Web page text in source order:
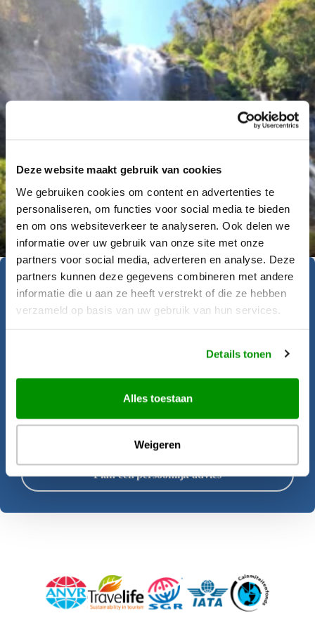
Deze website maakt gebruik van cookies
We gebruiken cookies om content en advertenties te
personaliseren, om functies voor social media te bieden
en om ons websiteverkeer te analyseren. Ook delen we
informatie over uw gebruik van onze site met onze
partners voor social media, adverteren en analyse. Deze
partners kunnen deze gegevens combineren met andere
informatie die u aan ze heeft verstrekt of die ze hebben
verzameld op basis van uw gebruik van hun services.
Details tonen
Alles toestaan
Weigeren
Déanne Wetzels
Geïnspireerd geraakt?
samenstellen van deze rondreis.
Offerte aanvragen
Plan een persoonlijk advies